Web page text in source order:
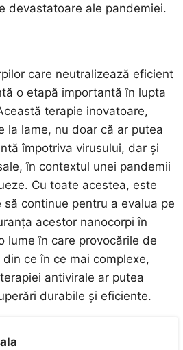
devastatoare ale pandemiei.
care neutralizează eficient
o etapă importantă în lupta
terapie inovatoare,
la lame, nu doar că ar putea
împotriva virusului, dar și
în contextul unei pandemii
Cu toate acestea, este
continue pentru a evalua pe
acestor nanocorpi în
lume în care provocările de
ce în ce mai complexe,
antivirale ar putea
durabile și eficiente.